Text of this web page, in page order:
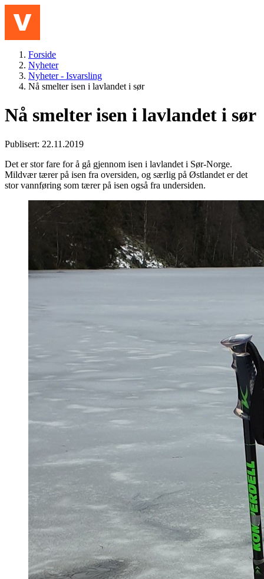
Forside
Nyheter
Nyheter - Isvarsling
Nå smelter isen i lavlandet i sør
Nå smelter isen i lavlandet i sør
Publisert: 22.11.2019
Det er stor fare for å gå gjennom isen i lavlandet i Sør-Norge.
Mildvær tærer på isen fra oversiden, og særlig på Østlandet er det
stor vannføring som tærer på isen også fra undersiden.